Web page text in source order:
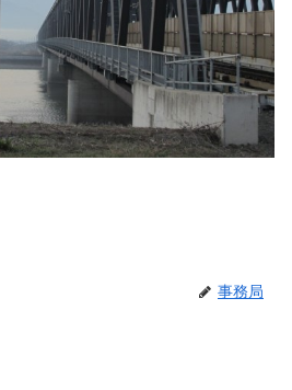
事務局